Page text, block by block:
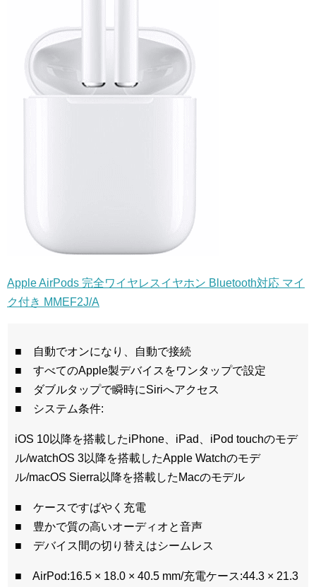
Apple AirPods 完全ワイヤレスイヤホン Bluetooth対応 マイ
ク付き MMEF2J/A
■ 自動でオンになり、自動で接続
■ すべてのApple製デバイスをワンタップで設定
■ ダブルタップで瞬時にSiriへアクセス
■ システム条件:
iOS 10以降を搭載したiPhone、iPad、iPod touchのモデ
ル/watchOS 3以降を搭載したApple Watchのモデ
ル/macOS Sierra以降を搭載したMacのモデル
■ ケースですばやく充電
■ 豊かで質の高いオーディオと音声
■ デバイス間の切り替えはシームレス
■ AirPod:16.5 × 18.0 × 40.5 mm/充電ケース:44.3 × 21.3